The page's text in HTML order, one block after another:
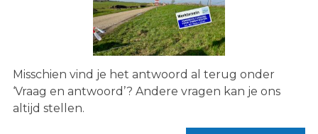
Misschien vind je het antwoord al terug onder
‘Vraag en antwoord’? Andere vragen kan je ons
altijd stellen.